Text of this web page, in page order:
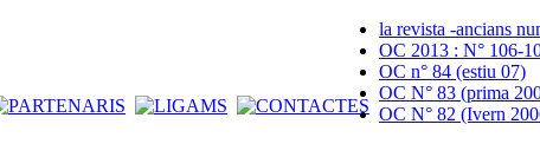
la revista -ancians
OC 2013 : N° 106-
OC n° 84 (estiu 07)
OC N° 83 (prima
OC N° 82 (Ivern